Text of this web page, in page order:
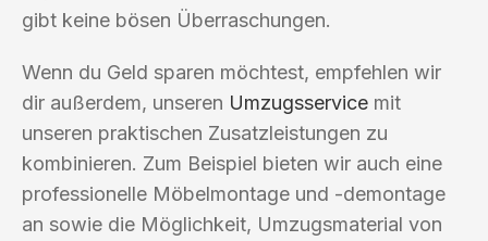
gibt keine bösen Überraschungen.
Wenn du Geld sparen möchtest, empfehlen wir
dir außerdem, unseren Umzugsservice mit
unseren praktischen Zusatzleistungen zu
kombinieren. Zum Beispiel bieten wir auch eine
professionelle Möbelmontage und -demontage
an sowie die Möglichkeit, Umzugsmaterial von